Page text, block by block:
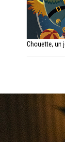
Chouette, un